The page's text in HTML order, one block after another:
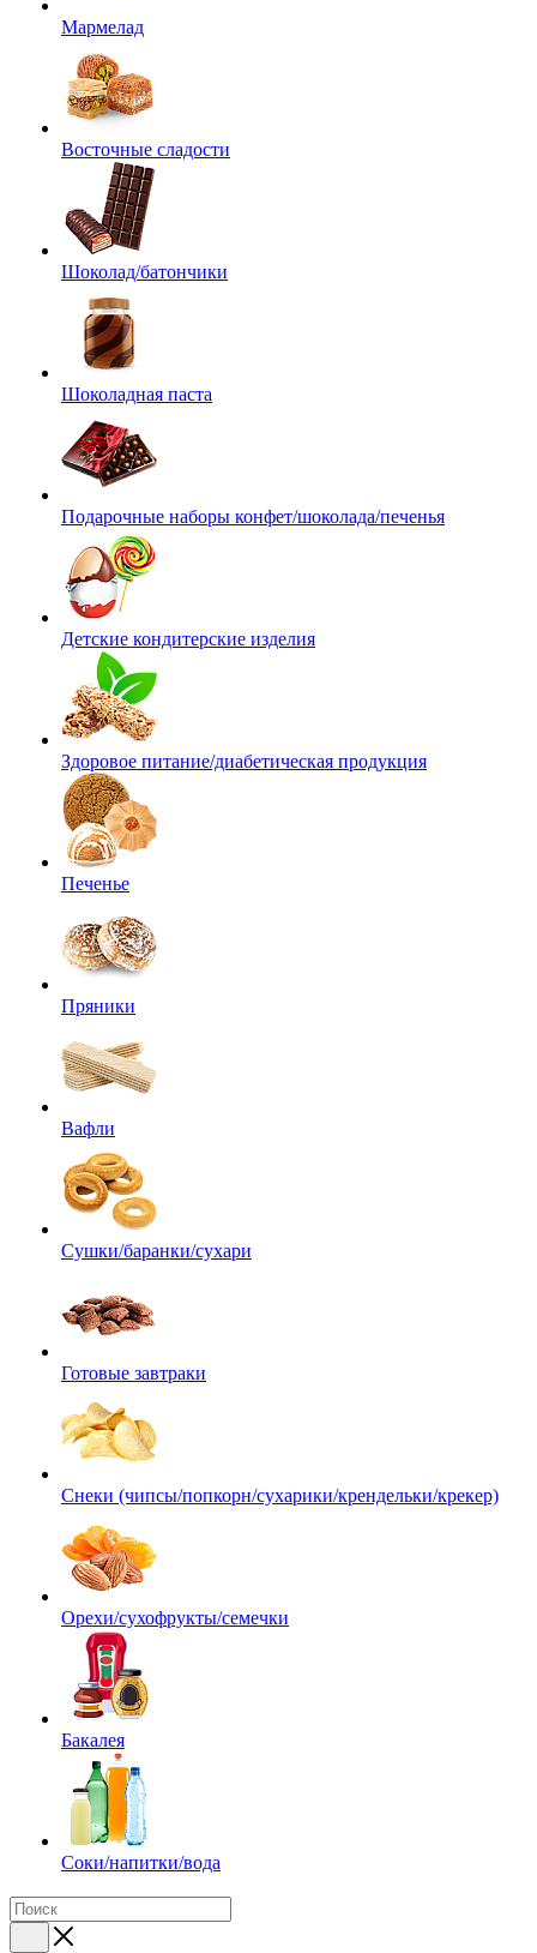
Мармелад
Восточные сладости
Шоколад/батончики
Шоколадная паста
Подарочные наборы конфет/шоколада/печенья
Детские кондитерские изделия
Здоровое питание/диабетическая продукция
Печенье
Пряники
Вафли
Сушки/баранки/сухари
Готовые завтраки
Снеки (чипсы/попкорн/сухарики/крендельки/крекер)
Орехи/сухофрукты/семечки
Бакалея
Соки/напитки/вода